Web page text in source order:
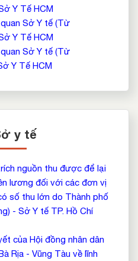
Y Tế HCM
Sở Y tế (Từ
Y Tế HCM
Sở Y tế (Từ
Y Tế HCM
y tế
nguồn thu được để lại
lương đối với các đơn vị
số thu lớn do Thành phố
- Sở Y tế TP. Hồ Chí
của Hội đồng nhân dân
Rịa - Vũng Tàu về lĩnh